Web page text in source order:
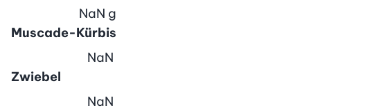
Muscade-Kürbis
NaN g
Zwiebel
NaN
NaN